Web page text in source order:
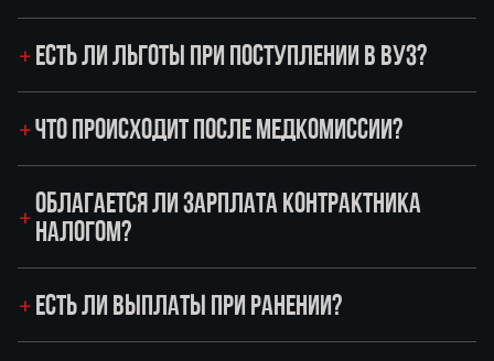
ЕСТЬ ЛИ ЛЬГОТЫ ПРИ ПОСТУПЛЕНИИ В ВУЗ?
ЧТО ПРОИСХОДИТ ПОСЛЕ МЕДКОМИССИИ?
ОБЛАГАЕТСЯ ЛИ ЗАРПЛАТА КОНТРАКТНИКА
НАЛОГОМ?
ЕСТЬ ЛИ ВЫПЛАТЫ ПРИ РАНЕНИИ?